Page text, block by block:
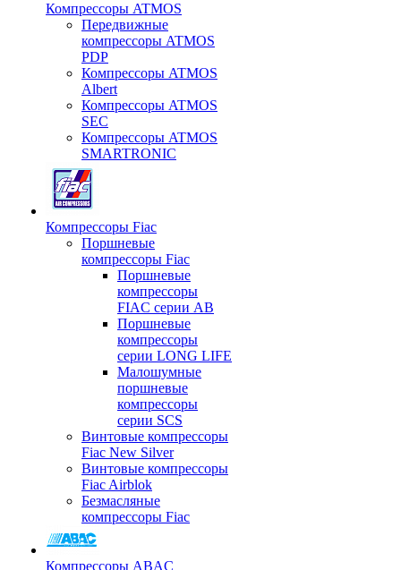
Компрессоры ATMOS
Передвижные
компрессоры ATMOS
PDP
Компрессоры ATMOS
Albert
Компрессоры ATMOS
SEC
Компрессоры ATMOS
SMARTRONIC
Компрессоры Fiac
Поршневые
компрессоры Fiac
Поршневые
компрессоры
FIAC серии AB
Поршневые
компрессоры
серии LONG LIFE
Малошумные
поршневые
компрессоры
серии SCS
Винтовые компрессоры
Fiac New Silver
Винтовые компрессоры
Fiac Airblok
Безмасляные
компрессоры Fiac
Компрессоры ABAC